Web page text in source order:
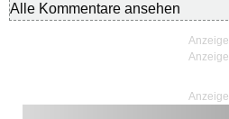
Alle Kommentare ansehen
Anzeige